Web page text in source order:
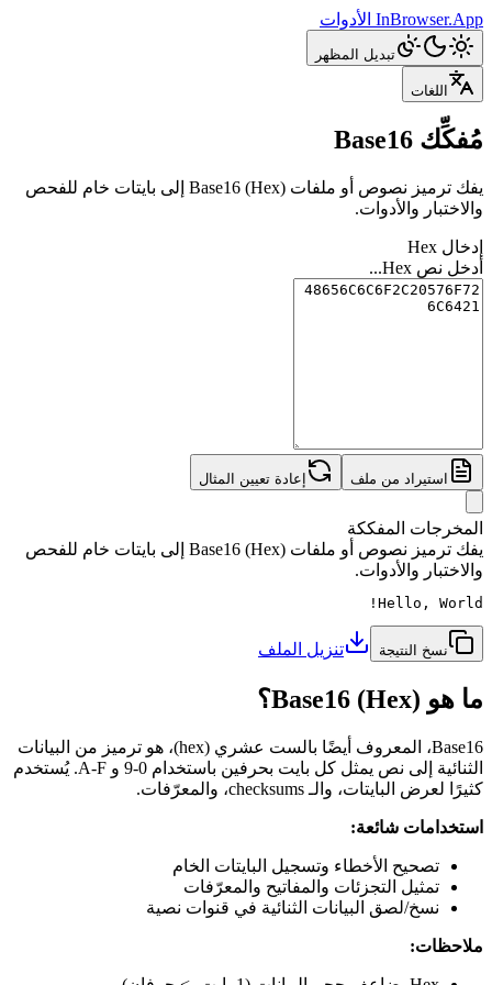
InBrowser.App الأدوات
تبديل المظهر
اللغات
مُفكِّك Base16
يفك ترميز نصوص أو ملفات Base16 (Hex) إلى بايتات خام للفحص
والاختبار والأدوات.
إدخال Hex
أدخل نص Hex...
استيراد من ملف إعادة تعيين المثال
المخرجات المفككة
يفك ترميز نصوص أو ملفات Base16 (Hex) إلى بايتات خام للفحص
والاختبار والأدوات.
Hello, World!
نسخ النتيجة تنزيل الملف
ما هو Base16 (Hex)؟
Base16، المعروف أيضًا بالست عشري (hex)، هو ترميز من البيانات
الثنائية إلى نص يمثل كل بايت بحرفين باستخدام 0-9 و A-F. يُستخدم
كثيرًا لعرض البايتات، والـ checksums، والمعرّفات.
استخدامات شائعة:
تصحيح الأخطاء وتسجيل البايتات الخام
تمثيل التجزئات والمفاتيح والمعرّفات
نسخ/لصق البيانات الثنائية في قنوات نصية
ملاحظات: